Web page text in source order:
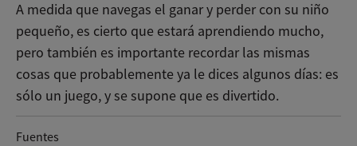
A medida que navegas el ganar y perder con su niño
pequeño, es cierto que estará aprendiendo mucho,
pero también es importante recordar las mismas
cosas que probablemente ya le dices algunos días: es
sólo un juego, y se supone que es divertido.
Fuentes